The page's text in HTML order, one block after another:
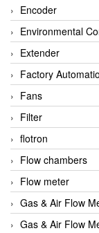
Anybus/ HMS
AOBEN
Apex Dynamics
Apex Dynamics
Apiste
APLISENS VietNam
Apollo Fire
Appleton
AQ Matic
Aqualabo
Aquametro
Encoder
Environmental
Extender
Factory
Fans
Filter
flotron
Flow chambers
Flow meter
Gas & Air Flow
Gas & Air Flow